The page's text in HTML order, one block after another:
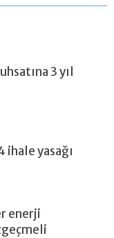
3 yıl
ihale yasağı
enerji